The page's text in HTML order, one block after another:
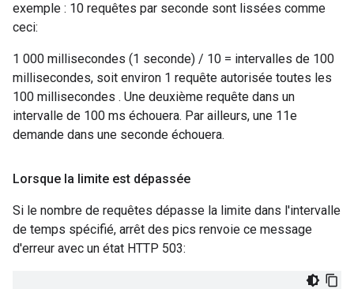
exemple : 10 requêtes par seconde sont lissées comme
ceci:
1 000 millisecondes (1 seconde) / 10 = intervalles de 100
millisecondes, soit environ 1 requête autorisée toutes les
100 millisecondes . Une deuxième requête dans un
intervalle de 100 ms échouera. Par ailleurs, une 11e
demande dans une seconde échouera.
Lorsque la limite est dépassée
Si le nombre de requêtes dépasse la limite dans l'intervalle
de temps spécifié, arrêt des pics renvoie ce message
d'erreur avec un état HTTP 503: